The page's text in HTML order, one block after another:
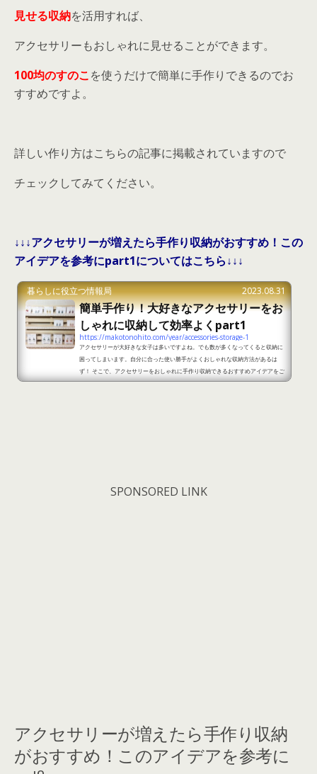
見せる収納を活用すれば、
アクセサリーもおしゃれに見せることができます。
100均のすのこを使うだけで簡単に手作りできるのでお
すすめですよ。
詳しい作り方はこちらの記事に掲載されていますので
チェックしてみてください。
↓↓↓アクセサリーが増えたら手作り収納がおすすめ！この
アイデアを参考にpart1についてはこちら↓↓↓
暮らしに役立つ情報局 2023.08.31
簡単手作り！大好きなアクセサリーをお
しゃれに収納して効率よくpart1
https://makotonohito.com/year/accessories-storage-1
アクセサリーが大好きな女子は多いですよね。でも数が多くなってくると収納に
困ってしまいます。自分に合った使い勝手がよくおしゃれな収納方法があるは
ず！ そこで、アクセサリーをおしゃれに手作り収納できるおすすめアイデアをご
紹介します。 簡単手作り！大好きなアクセサリーをおしゃれに収納して効率よく
SPONSORED LINK
アクセサリーが増えたら手作り収納
がおすすめ！このアイデアを参考に